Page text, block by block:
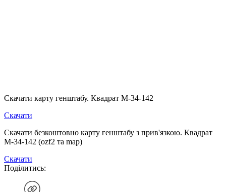
Скачати карту генштабу. Квадрат М-34-142
Скачати
Скачати безкоштовно карту генштабу з прив'язкою. Квадрат
М-34-142 (ozf2 та map)
Скачати
Поділитись: